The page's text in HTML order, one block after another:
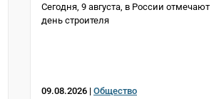
Сегодня, 9 августа, в России отмечают
день строителя
09.08.2026 | Общество